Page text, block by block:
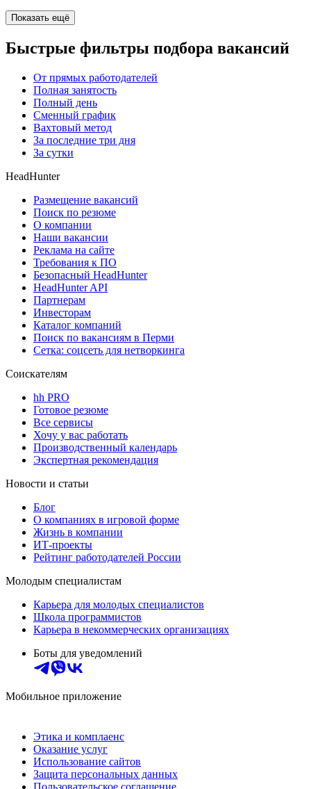
Показать ещё
Быстрые фильтры подбора вакансий
От прямых работодателей
Полная занятость
Полный день
Сменный график
Вахтовый метод
За последние три дня
За сутки
HeadHunter
Размещение вакансий
Поиск по резюме
О компании
Наши вакансии
Реклама на сайте
Требования к ПО
Безопасный HeadHunter
HeadHunter API
Партнерам
Инвесторам
Каталог компаний
Поиск по вакансиям в Перми
Сетка: соцсеть для нетворкинга
Соискателям
hh PRO
Готовое резюме
Все сервисы
Хочу у вас работать
Производственный календарь
Экспертная рекомендация
Новости и статьи
Блог
О компаниях в игровой форме
Жизнь в компании
ИТ-проекты
Рейтинг работодателей России
Молодым специалистам
Карьера для молодых специалистов
Школа программистов
Карьера в некоммерческих организациях
Боты для уведомлений
Мобильное приложение
Этика и комплаенс
Оказание услуг
Использование сайтов
Защита персональных данных
Пользовательское соглашение